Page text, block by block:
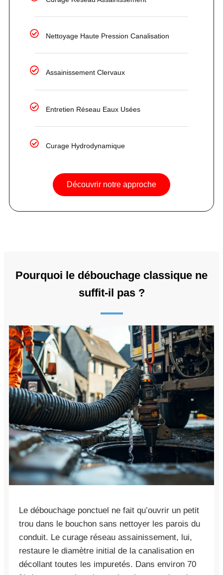
Nettoyage Haute Pression Canalisation
Assainissement Clervaux
Entretien Réseau Eaux Usées
Curage Hydrodynamique
Découvrir notre approche
Pourquoi le débouchage classique ne
suffit-il pas ?
Le débouchage ponctuel ne fait qu’ouvrir un petit
trou dans le bouchon sans nettoyer les parois du
conduit. Le curage réseau assainissement, lui,
restaure le diamètre initial de la canalisation en
décollant toutes les impuretés. Dans environ 70